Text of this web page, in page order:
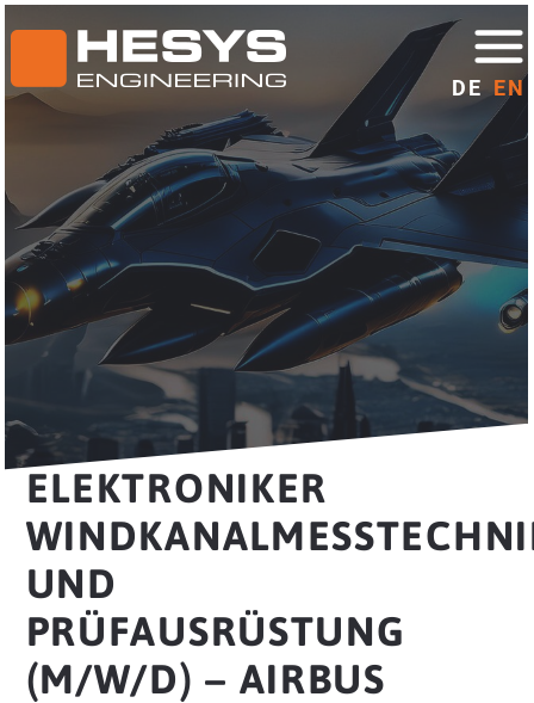
DE EN
ELEKTRONIKER
UND
PRÜFAUSRÜSTUNG
(M/W/D) – AIRBUS